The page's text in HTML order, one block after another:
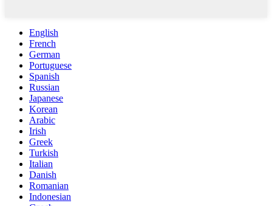
English
French
German
Portuguese
Spanish
Russian
Japanese
Korean
Arabic
Irish
Greek
Turkish
Italian
Danish
Romanian
Indonesian